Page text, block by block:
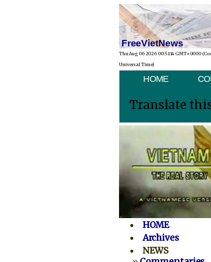
FreeVietNews
Thu Aug 06 2026 00:51:14 GMT+0000
Universal Time)
HOME
Translate
HOME
Archives
NEWS